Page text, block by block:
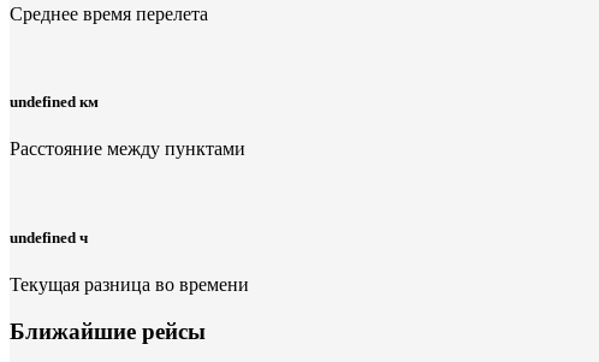
Среднее время перелета
undefined км
Расстояние между пунктами
undefined ч
Текущая разница во времени
Ближайшие рейсы